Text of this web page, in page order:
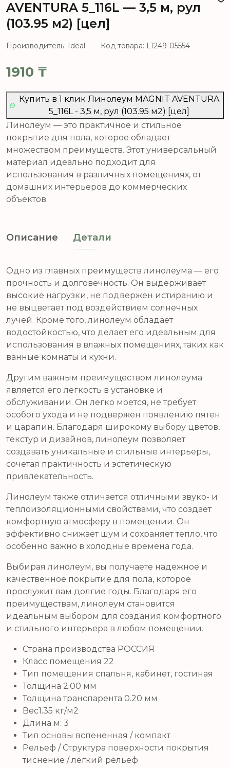
AVENTURA 5_116L — 3,5 м, рул
(103.95 м2) [цел]
Производитель: Ideal Код товара: L1249-05554
1910 ₸
Купить в 1 клик Линолеум MAGNIT AVENTURA
5_116L - 3,5 м, рул (103.95 м2) [цел]
Линолеум — это практичное и стильное
покрытие для пола, которое обладает
множеством преимуществ. Этот универсальный
материал идеально подходит для
использования в различных помещениях, от
домашних интерьеров до коммерческих
объектов.
Описание Детали
Одно из главных преимуществ линолеума — его
прочность и долговечность. Он выдерживает
высокие нагрузки, не подвержен истиранию и
не выцветает под воздействием солнечных
лучей. Кроме того, линолеум обладает
водостойкостью, что делает его идеальным для
использования в влажных помещениях, таких как
ванные комнаты и кухни.
Другим важным преимуществом линолеума
является его легкость в установке и
обслуживании. Он легко моется, не требует
особого ухода и не подвержен появлению пятен
и царапин. Благодаря широкому выбору цветов,
текстур и дизайнов, линолеум позволяет
создавать уникальные и стильные интерьеры,
сочетая практичность и эстетическую
привлекательность.
Линолеум также отличается отличными звуко- и
теплоизоляционными свойствами, что создает
комфортную атмосферу в помещении. Он
эффективно снижает шум и сохраняет тепло, что
особенно важно в холодные времена года.
Выбирая линолеум, вы получаете надежное и
качественное покрытие для пола, которое
прослужит вам долгие годы. Благодаря его
преимуществам, линолеум становится
идеальным выбором для создания комфортного
и стильного интерьера в любом помещении.
Страна производства РОССИЯ
Класс помещения 22
Тип помещения спальня, кабинет, гостиная
Толщина 2.00 мм
Толщина транспарента 0.20 мм
Вес1.35 кг/м2
Длина м: 3
Тип основы вспененная / компакт
Рельеф / Структура поверхности покрытия
тиснение / легкий рельеф